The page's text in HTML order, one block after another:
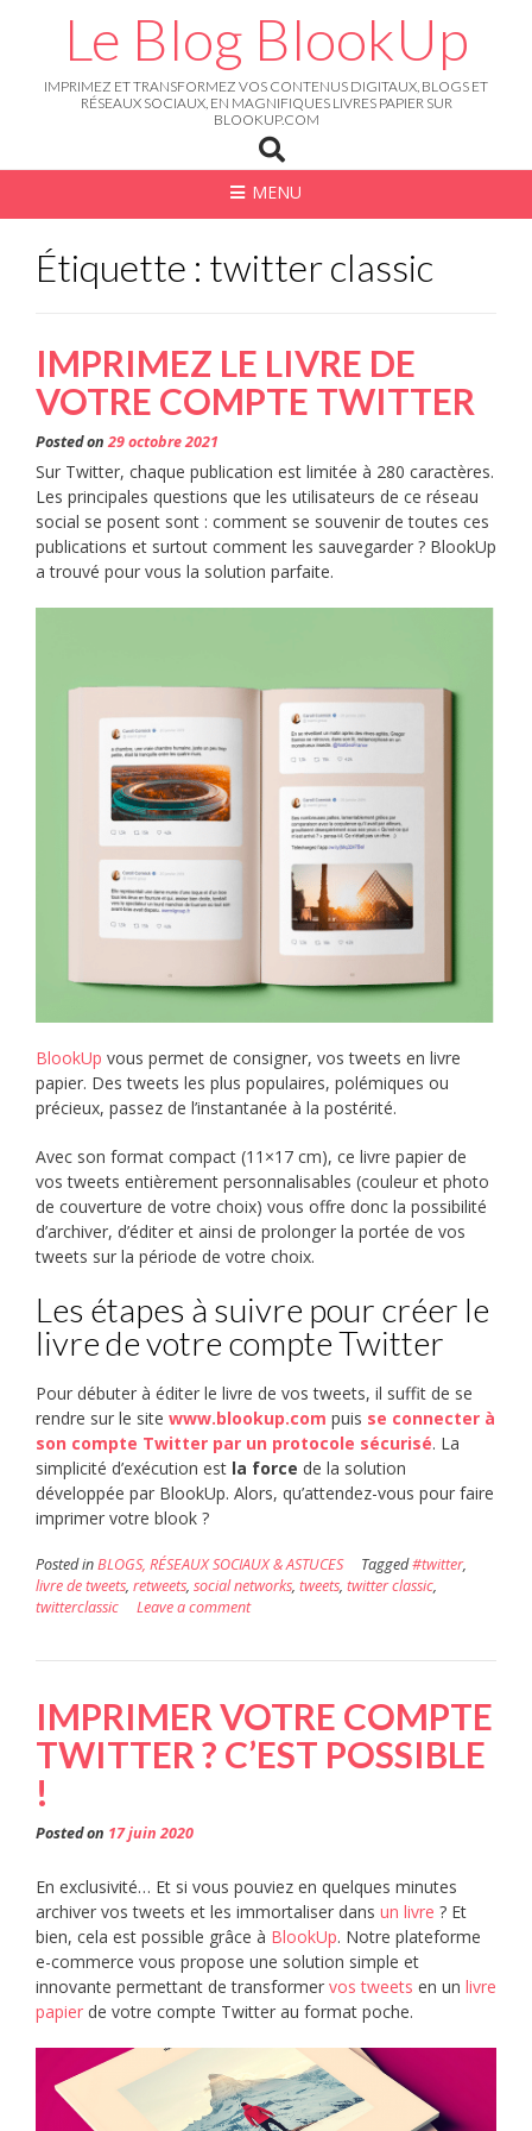
Le Blog BlookUp
IMPRIMEZ ET TRANSFORMEZ VOS CONTENUS DIGITAUX, BLOGS ET
RÉSEAUX SOCIAUX, EN MAGNIFIQUES LIVRES PAPIER SUR
BLOOKUP.COM
MENU
Étiquette : twitter classic
IMPRIMEZ LE LIVRE DE
VOTRE COMPTE TWITTER
Posted on29 octobre 2021
Sur Twitter, chaque publication est limitée à 280 caractères.
Les principales questions que les utilisateurs de ce réseau
social se posent sont : comment se souvenir de toutes ces
publications et surtout comment les sauvegarder ? BlookUp
a trouvé pour vous la solution parfaite.
BlookUp vous permet de consigner, vos tweets en livre
papier. Des tweets les plus populaires, polémiques ou
précieux, passez de l’instantanée à la postérité.
Avec son format compact (11×17 cm), ce livre papier de
vos tweets entièrement personnalisables (couleur et photo
de couverture de votre choix) vous offre donc la possibilité
d’archiver, d’éditer et ainsi de prolonger la portée de vos
tweets sur la période de votre choix.
Les étapes à suivre pour créer le
livre de votre compte Twitter
Pour débuter à éditer le livre de vos tweets, il suffit de se
rendre sur le site www.blookup.com puis se connecter à
son compte Twitter par un protocole sécurisé. La
simplicité d’exécution est la force de la solution
développée par BlookUp. Alors, qu’attendez-vous pour faire
imprimer votre blook ?
Posted inBLOGS, RÉSEAUX SOCIAUX & ASTUCES Tagged#twitter,
livre de tweets, retweets, social networks, tweets, twitter classic,
twitterclassic
Leave a comment
IMPRIMER VOTRE COMPTE
TWITTER ? C’EST POSSIBLE
!
Posted on 17 juin 2020
En exclusivité… Et si vous pouviez en quelques minutes
archiver vos tweets et les immortaliser dans un livre ? Et
bien, cela est possible grâce à BlookUp. Notre plateforme
e-commerce vous propose une solution simple et
innovante permettant de transformer vos tweets en un livre
papier de votre compte Twitter au format poche.